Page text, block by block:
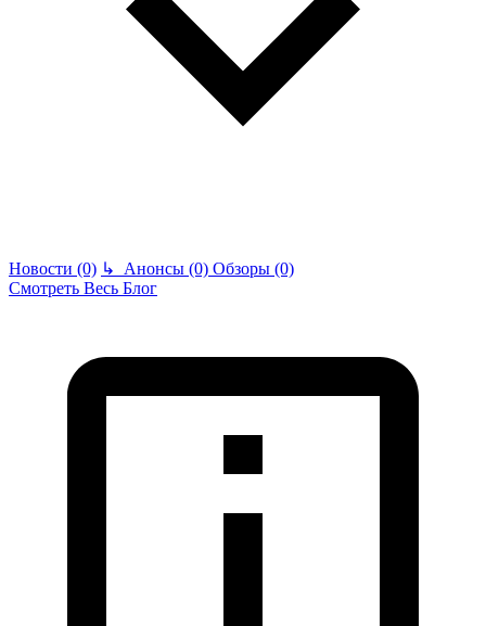
Новости (0) ↳ Анонсы (0) Обзоры (0)
Смотреть Весь Блог